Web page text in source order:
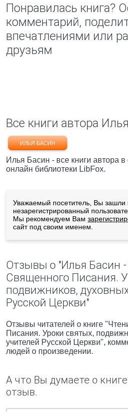
Понравилась книга?
комментарий,
впечатлениями или
друзьям
Все книги автора
ИЛЬЯ БАСИН
Илья Басин - все книги автора
онлайн библиотеки LibFox.
Уважаемый посетитель, Вы зашли
незарегистрированный
Мы рекомендуем Вам
сайт под своим именем.
Отзывы о "Илья Басин -
Священного Писания.
подвижников,
Русской Церкви"
Отзывы читателей о книге
Писания. Уроки святых,
учителей Русской Церкви",
людей о произведении.
А что Вы думаете о
отзыв.